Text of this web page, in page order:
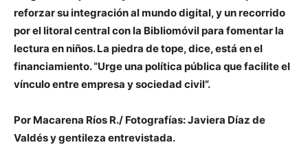
reforzar su integración al mundo digital, y un recorrido
por el litoral central con la Bibliomóvil para fomentar la
lectura en niños. La piedra de tope, dice, está en el
financiamiento. “Urge una política pública que facilite el
vínculo entre empresa y sociedad civil”.
Por Macarena Ríos R./ Fotografías: Javiera Díaz de
Valdés y gentileza entrevistada.